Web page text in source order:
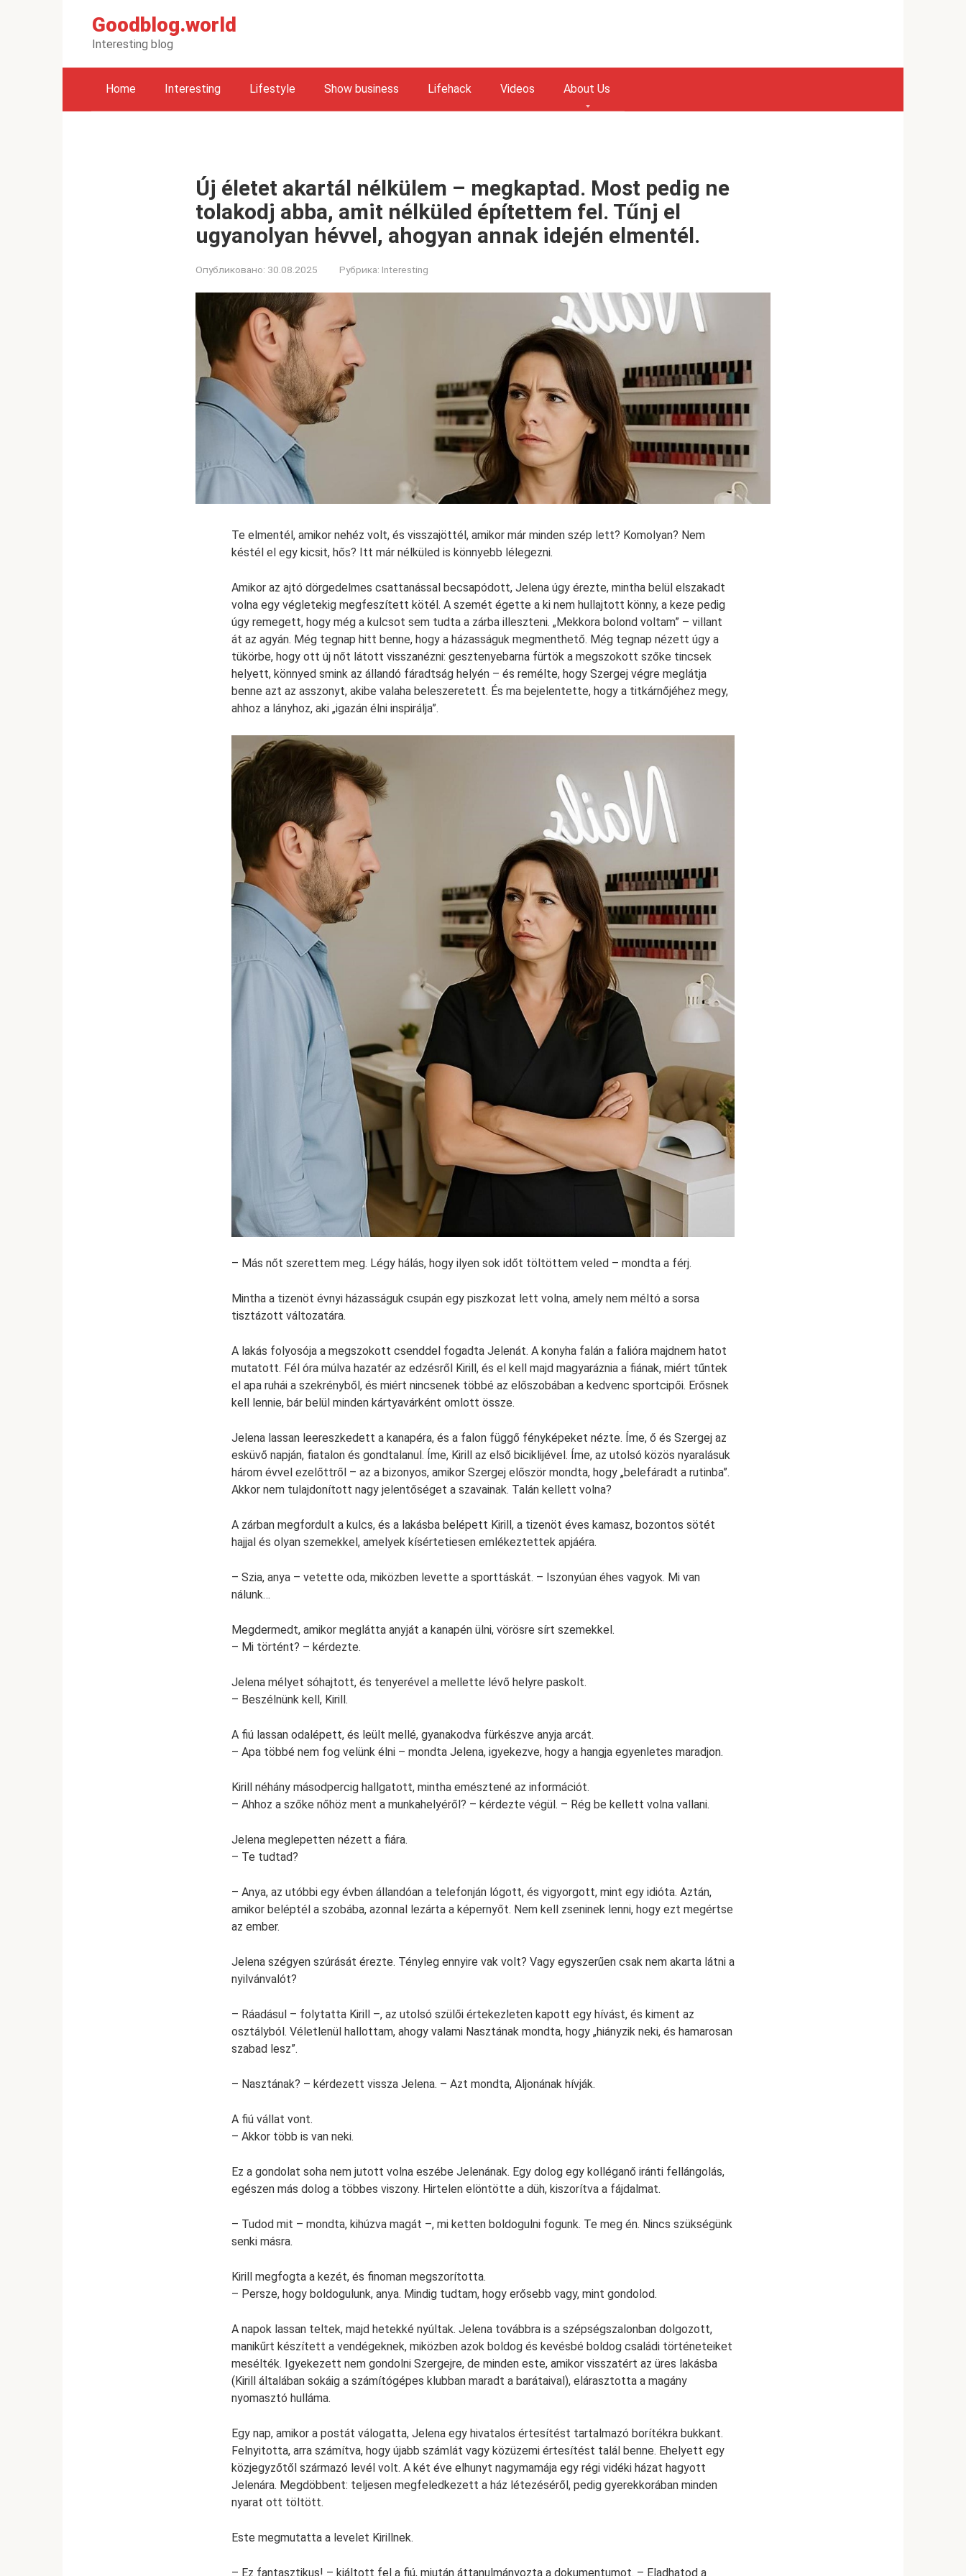
Goodblog.world
Interesting blog
Home Interesting Lifestyle Show business Lifehack Videos About Us
Új életet akartál nélkülem – megkaptad. Most pedig ne
tolakodj abba, amit nélküled építettem fel. Tűnj el
ugyanolyan hévvel, ahogyan annak idején elmentél.
Опубликовано: 30.08.2025 Рубрика: Interesting
Te elmentél, amikor nehéz volt, és visszajöttél, amikor már minden szép lett? Komolyan? Nem
késtél el egy kicsit, hős? Itt már nélküled is könnyebb lélegezni.
Amikor az ajtó dörgedelmes csattanással becsapódott, Jelena úgy érezte, mintha belül elszakadt
volna egy végletekig megfeszített kötél. A szemét égette a ki nem hullajtott könny, a keze pedig
úgy remegett, hogy még a kulcsot sem tudta a zárba illeszteni. „Mekkora bolond voltam” – villant
át az agyán. Még tegnap hitt benne, hogy a házasságuk megmenthető. Még tegnap nézett úgy a
tükörbe, hogy ott új nőt látott visszanézni: gesztenyebarna fürtök a megszokott szőke tincsek
helyett, könnyed smink az állandó fáradtság helyén – és remélte, hogy Szergej végre meglátja
benne azt az asszonyt, akibe valaha beleszeretett. És ma bejelentette, hogy a titkárnőjéhez megy,
ahhoz a lányhoz, aki „igazán élni inspirálja”.
– Más nőt szerettem meg. Légy hálás, hogy ilyen sok időt töltöttem veled – mondta a férj.
Mintha a tizenöt évnyi házasságuk csupán egy piszkozat lett volna, amely nem méltó a sorsa
tisztázott változatára.
A lakás folyosója a megszokott csenddel fogadta Jelenát. A konyha falán a falióra majdnem hatot
mutatott. Fél óra múlva hazatér az edzésről Kirill, és el kell majd magyaráznia a fiának, miért tűntek
el apa ruhái a szekrényből, és miért nincsenek többé az előszobában a kedvenc sportcipői. Erősnek
kell lennie, bár belül minden kártyavárként omlott össze.
Jelena lassan leereszkedett a kanapéra, és a falon függő fényképeket nézte. Íme, ő és Szergej az
esküvő napján, fiatalon és gondtalanul. Íme, Kirill az első biciklijével. Íme, az utolsó közös nyaralásuk
három évvel ezelőttről – az a bizonyos, amikor Szergej először mondta, hogy „belefáradt a rutinba”.
Akkor nem tulajdonított nagy jelentőséget a szavainak. Talán kellett volna?
A zárban megfordult a kulcs, és a lakásba belépett Kirill, a tizenöt éves kamasz, bozontos sötét
hajjal és olyan szemekkel, amelyek kísértetiesen emlékeztettek apjáéra.
– Szia, anya – vetette oda, miközben levette a sporttáskát. – Iszonyúan éhes vagyok. Mi van
nálunk…
Megdermedt, amikor meglátta anyját a kanapén ülni, vörösre sírt szemekkel.
– Mi történt? – kérdezte.
Jelena mélyet sóhajtott, és tenyerével a mellette lévő helyre paskolt.
– Beszélnünk kell, Kirill.
A fiú lassan odalépett, és leült mellé, gyanakodva fürkészve anyja arcát.
– Apa többé nem fog velünk élni – mondta Jelena, igyekezve, hogy a hangja egyenletes maradjon.
Kirill néhány másodpercig hallgatott, mintha emésztené az információt.
– Ahhoz a szőke nőhöz ment a munkahelyéről? – kérdezte végül. – Rég be kellett volna vallani.
Jelena meglepetten nézett a fiára.
– Te tudtad?
– Anya, az utóbbi egy évben állandóan a telefonján lógott, és vigyorgott, mint egy idióta. Aztán,
amikor beléptél a szobába, azonnal lezárta a képernyőt. Nem kell zseninek lenni, hogy ezt megértse
az ember.
Jelena szégyen szúrását érezte. Tényleg ennyire vak volt? Vagy egyszerűen csak nem akarta látni a
nyilvánvalót?
– Ráadásul – folytatta Kirill –, az utolsó szülői értekezleten kapott egy hívást, és kiment az
osztályból. Véletlenül hallottam, ahogy valami Nasztának mondta, hogy „hiányzik neki, és hamarosan
szabad lesz”.
– Nasztának? – kérdezett vissza Jelena. – Azt mondta, Aljonának hívják.
A fiú vállat vont.
– Akkor több is van neki.
Ez a gondolat soha nem jutott volna eszébe Jelenának. Egy dolog egy kolléganő iránti fellángolás,
egészen más dolog a többes viszony. Hirtelen elöntötte a düh, kiszorítva a fájdalmat.
– Tudod mit – mondta, kihúzva magát –, mi ketten boldogulni fogunk. Te meg én. Nincs szükségünk
senki másra.
Kirill megfogta a kezét, és finoman megszorította.
– Persze, hogy boldogulunk, anya. Mindig tudtam, hogy erősebb vagy, mint gondolod.
A napok lassan teltek, majd hetekké nyúltak. Jelena továbbra is a szépségszalonban dolgozott,
manikűrt készített a vendégeknek, miközben azok boldog és kevésbé boldog családi történeteiket
mesélték. Igyekezett nem gondolni Szergejre, de minden este, amikor visszatért az üres lakásba
(Kirill általában sokáig a számítógépes klubban maradt a barátaival), elárasztotta a magány
nyomasztó hulláma.
Egy nap, amikor a postát válogatta, Jelena egy hivatalos értesítést tartalmazó borítékra bukkant.
Felnyitotta, arra számítva, hogy újabb számlát vagy közüzemi értesítést talál benne. Ehelyett egy
közjegyzőtől származó levél volt. A két éve elhunyt nagymamája egy régi vidéki házat hagyott
Jelenára. Megdöbbent: teljesen megfeledkezett a ház létezéséről, pedig gyerekkorában minden
nyarat ott töltött.
Este megmutatta a levelet Kirillnek.
– Ez fantasztikus! – kiáltott fel a fiú, miután áttanulmányozta a dokumentumot. – Eladhatod a